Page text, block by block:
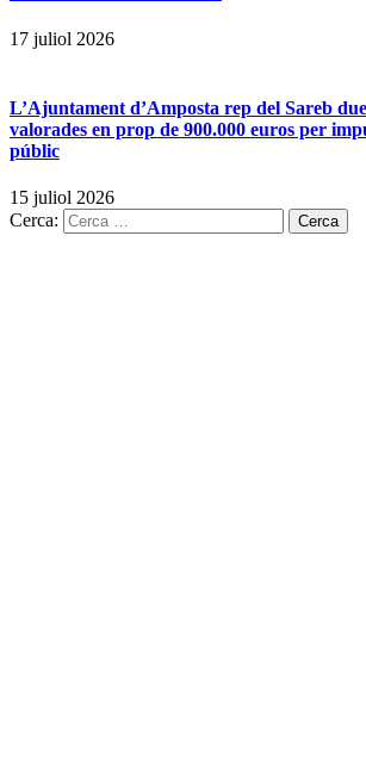
17 juliol 2026
L’Ajuntament d’Amposta rep del Sareb
valorades en prop de 900.000 euros per
públic
15 juliol 2026
Cerca: